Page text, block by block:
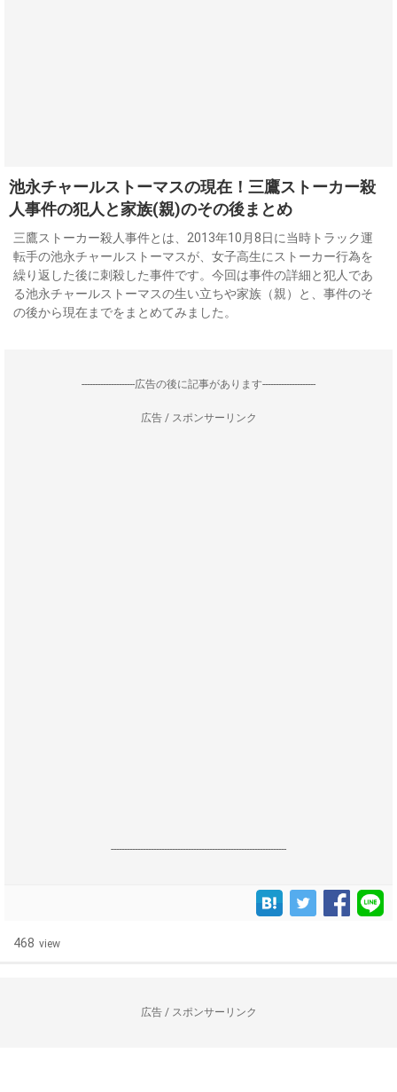
池永チャールストーマスの現在！三鷹ストーカー殺
人事件の犯人と家族(親)のその後まとめ
三鷹ストーカー殺人事件とは、2013年10月8日に当時トラック運
転手の池永チャールストーマスが、女子高生にストーカー行為を
繰り返した後に刺殺した事件です。今回は事件の詳細と犯人であ
る池永チャールストーマスの生い立ちや家族（親）と、事件のそ
の後から現在までをまとめてみました。
--------------------広告の後に記事があります--------------------
広告 / スポンサーリンク
------------------------------------------------------------------
468 view
広告 / スポンサーリンク